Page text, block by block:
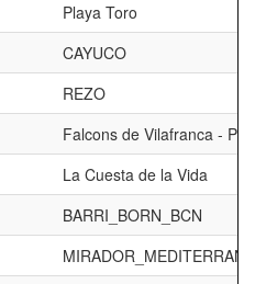
Playa Toro
CAYUCO
REZO
Falcons de Vilafranca -
La Cuesta de la Vida
BARRI_BORN_BCN